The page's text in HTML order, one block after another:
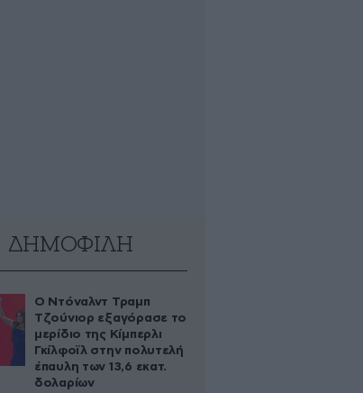
ΔΗΜΟΦΙΛΗ
Ο Ντόναλντ Τραμπ
Τζούνιορ εξαγόρασε το
μερίδιο της Κίμπερλι
Γκίλφοϊλ στην πολυτελή
έπαυλη των 13,6 εκατ.
δολαρίων